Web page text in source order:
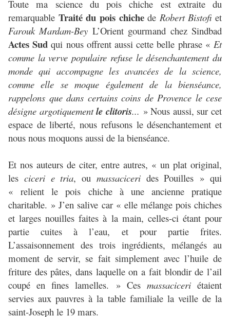
Toute ma science du pois chiche est extraite du
remarquable Traité du pois chichede Robert Bistofi et
Farouk Mardam-Bey L’Orient gourmand chez Sindbad
Actes Sud qui nous offrent aussi cette belle phrase «Et
comme la verve populaire refuse le désenchantement du
monde qui accompagne les avancées de la science,
comme elle se moque également de la bienséance,
rappelons que dans certains coins de Provence le cese
désigne argotiquementle clitoris... » Nous aussi, sur cet
espace de liberté, nous refusons le désenchantement et
nous nous moquons aussi de la bienséance.
Et nos auteurs de citer, entre autres, « un plat original,
les ciceri e tria, ou massacicerides Pouilles » qui
« relient le pois chiche à une ancienne pratique
charitable. » J’en salive car « elle mélange pois chiches
et larges nouilles faites à la main, celles-ci étant pour
partie cuites à l’eau, et pour partie frites.
L’assaisonnement des trois ingrédients, mélangés au
moment de servir, se fait simplement avec l’huile de
friture des pâtes, dans laquelle on a fait blondir de l’ail
coupé en fines lamelles. » Ces massaciceriétaient
servies aux pauvres à la table familiale la veille de la
saint-Joseph le 19 mars.